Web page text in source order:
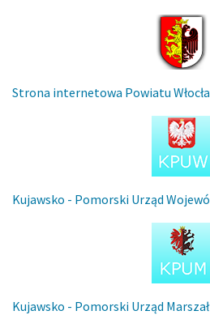
Strona internetowa Powiatu
Kujawsko - Pomorski Urząd
Kujawsko - Pomorski Urząd